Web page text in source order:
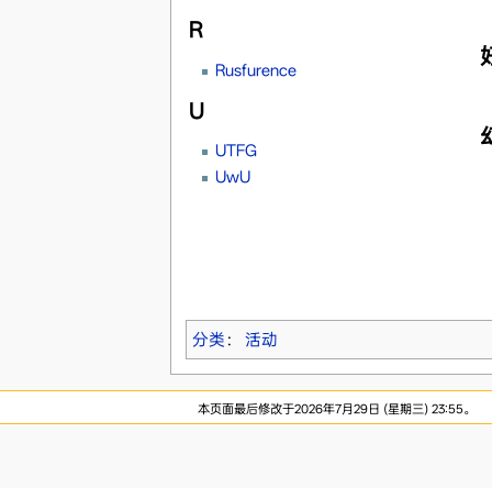
R
Rusfurence
U
UTFG
UwU
分类 ： 活动
本页面最后修改于2026年7月29日 (星期三) 23:55。